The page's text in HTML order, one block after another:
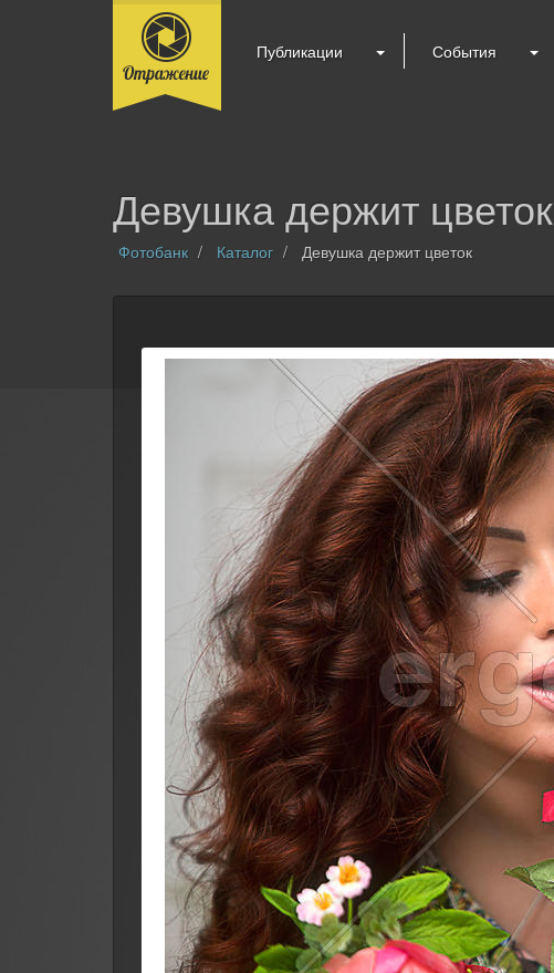
Публикации События
Девушка держит цветок
Фотобанк Каталог Девушка держит цветок